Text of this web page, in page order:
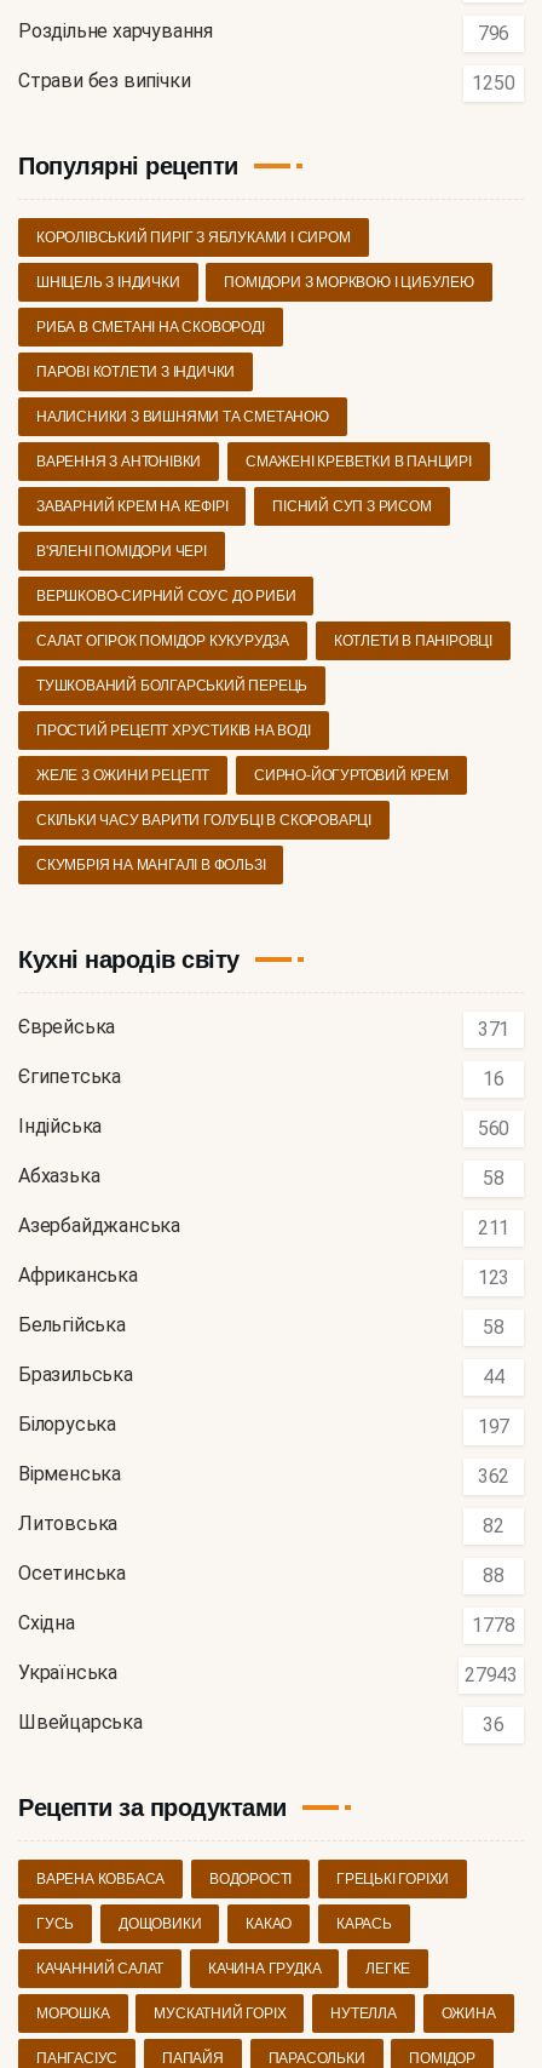
Роздільне харчування 796
Страви без випічки 1250
Популярні рецепти
КОРОЛІВСЬКИЙ ПИРІГ З ЯБЛУКАМИ І СИРОМ
ШНІЦЕЛЬ З ІНДИЧКИ ПОМІДОРИ З МОРКВОЮ І ЦИБУЛЕЮ
РИБА В СМЕТАНІ НА СКОВОРОДІ
ПАРОВІ КОТЛЕТИ З ІНДИЧКИ
НАЛИСНИКИ З ВИШНЯМИ ТА СМЕТАНОЮ
ВАРЕННЯ З АНТОНІВКИ СМАЖЕНІ КРЕВЕТКИ В ПАНЦИРІ
ЗАВАРНИЙ КРЕМ НА КЕФІРІ ПІСНИЙ СУП З РИСОМ
В'ЯЛЕНІ ПОМІДОРИ ЧЕРІ
ВЕРШКОВО-СИРНИЙ СОУС ДО РИБИ
САЛАТ ОГІРОК ПОМІДОР КУКУРУДЗА КОТЛЕТИ В ПАНІРОВЦІ
ТУШКОВАНИЙ БОЛГАРСЬКИЙ ПЕРЕЦЬ
ПРОСТИЙ РЕЦЕПТ ХРУСТИКІВ НА ВОДІ
ЖЕЛЕ З ОЖИНИ РЕЦЕПТ СИРНО-ЙОГУРТОВИЙ КРЕМ
СКІЛЬКИ ЧАСУ ВАРИТИ ГОЛУБЦІ В СКОРОВАРЦІ
СКУМБРІЯ НА МАНГАЛІ В ФОЛЬЗІ
Кухні народів світу
Єврейська 371
Єгипетська 16
Індійська 560
Абхазька 58
Азербайджанська 211
Африканська 123
Бельгійська 58
Бразильська 44
Білоруська 197
Вірменська 362
Литовська 82
Осетинська 88
Східна 1778
Українська 27943
Швейцарська 36
Рецепти за продуктами
ВАРЕНА КОВБАСА ВОДОРОСТІ ГРЕЦЬКІ ГОРІХИ
ГУСЬ ДОЩОВИКИ КАКАО КАРАСЬ
КАЧАННИЙ САЛАТ КАЧИНА ГРУДКА ЛЕГКЕ
МОРОШКА МУСКАТНИЙ ГОРІХ НУТЕЛЛА ОЖИНА
ПАНГАСІУС ПАПАЙЯ ПАРАСОЛЬКИ ПОМІДОР